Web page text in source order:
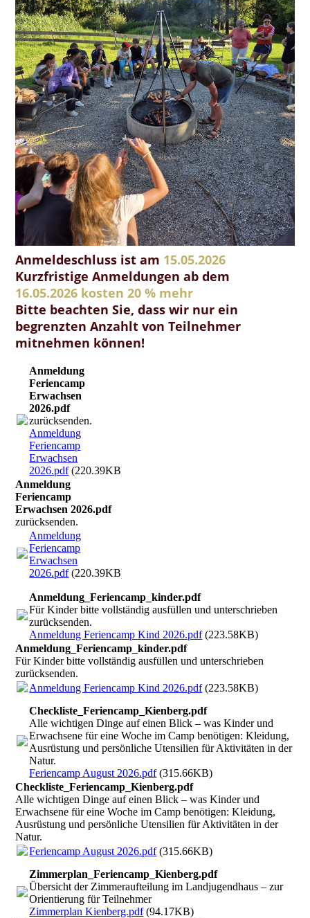
Anmeldeschluss ist am 15.05.2026
Kurzfristige Anmeldungen ab dem
16.05.2026 kosten 20 % mehr
Bitte beachten Sie, dass wir nur ein
begrenzten Anzahlt von Teilnehmer
mitnehmen können!
Anmeldung
Feriencamp
Erwachsen
2026.pdf
zurücksenden.
Anmeldung
Feriencamp
Erwachsen
2026.pdf(220.39KB)
Anmeldung
Feriencamp
Erwachsen 2026.pdf
zurücksenden.
Anmeldung
Feriencamp
Erwachsen
2026.pdf(220.39KB)
Anmeldung_Feriencamp_kinder.pdf
Für Kinder bitte vollständig ausfüllen und unterschrieben
zurücksenden.
Anmeldung Feriencamp Kind 2026.pdf(223.58KB)
Anmeldung_Feriencamp_kinder.pdf
Für Kinder bitte vollständig ausfüllen und unterschrieben
zurücksenden.
Anmeldung Feriencamp Kind 2026.pdf(223.58KB)
Checkliste_Feriencamp_Kienberg.pdf
Alle wichtigen Dinge auf einen Blick – was Kinder und
Erwachsene für eine Woche im Camp benötigen: Kleidung,
Ausrüstung und persönliche Utensilien für Aktivitäten in der
Natur.
Feriencamp August 2026.pdf(315.66KB)
Checkliste_Feriencamp_Kienberg.pdf
Alle wichtigen Dinge auf einen Blick – was Kinder und
Erwachsene für eine Woche im Camp benötigen: Kleidung,
Ausrüstung und persönliche Utensilien für Aktivitäten in der
Natur.
Feriencamp August 2026.pdf(315.66KB)
Zimmerplan_Feriencamp_Kienberg.pdf
Übersicht der Zimmeraufteilung im Landjugendhaus – zur
Orientierung für Teilnehmer
Zimmerplan Kienberg.pdf(94.17KB)